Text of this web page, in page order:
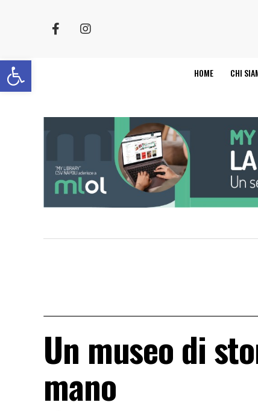
Apri la barra degli strumenti HOME CHI
Un museo di
mano